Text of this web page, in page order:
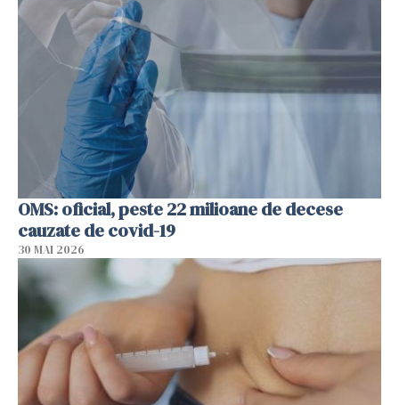
OMS: oficial, peste 22 milioane de decese
cauzate de covid-19
30 MAI 2026